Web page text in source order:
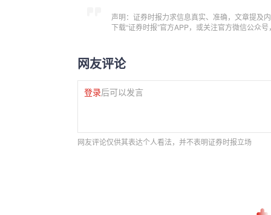
声明：证券时报力求信息真实、准确，文章提及
下载“证券时报”官方APP，或关注官方微信公众
网友评论
登录后可以发言
网友评论仅供其表达个人看法，并不表明证券时报立场